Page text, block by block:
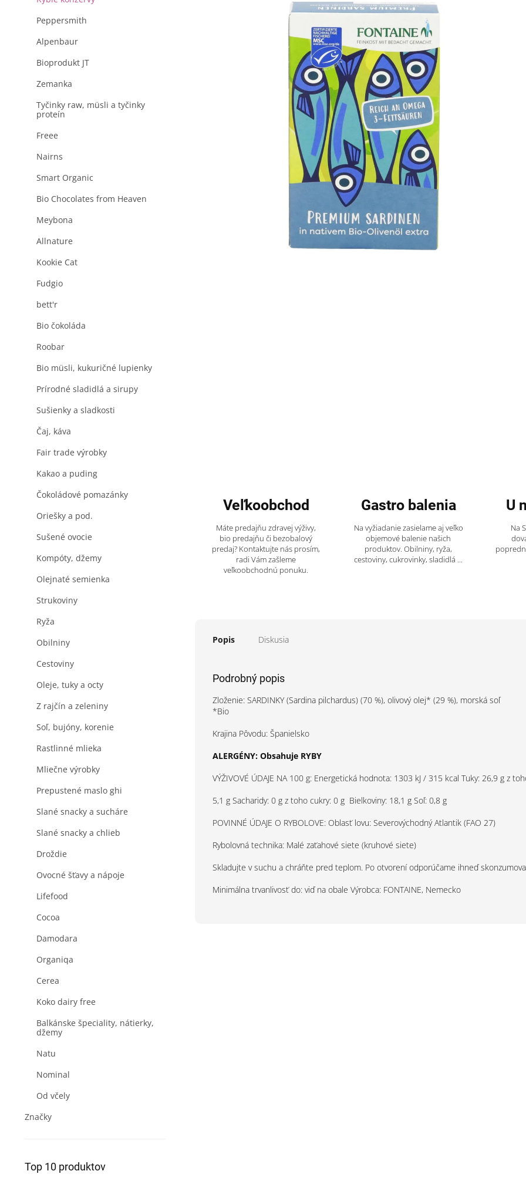
Peppersmith
Alpenbaur
Bioprodukt JT
Zemanka
Tyčinky raw, müsli a tyčinky
proteín
Freee
Nairns
Smart Organic
Bio Chocolates from Heaven
Meybona
Allnature
Kookie Cat
Fudgio
bett'r
Bio čokoláda
Roobar
Bio müsli, kukuričné lupienky
Prírodné sladidlá a sirupy
Sušienky a sladkosti
Čaj, káva
Fair trade výrobky
Kakao a puding
Čokoládové pomazánky
Oriešky a pod.
Sušené ovocie
Kompóty, džemy
Olejnaté semienka
Strukoviny
Ryža
Obilniny
Cestoviny
Oleje, tuky a octy
Z rajčín a zeleniny
Soľ, bujóny, korenie
Rastlinné mlieka
Mliečne výrobky
Prepustené maslo ghi
Slané snacky a sucháre
Slané snacky a chlieb
Droždie
Ovocné šťavy a nápoje
Lifefood
Cocoa
Damodara
Organiqa
Cerea
Koko dairy free
Balkánske špeciality, nátierky,
džemy
Natu
Nominal
Od včely
Značky
Top 10 produktov
Veľkoobchod
Máte predajňu zdravej výživy,
bio predajňu či bezobalový
predaj? Kontaktujte nás prosím,
radi Vám zašleme
veľkoobchodnú ponuku.
Gastro balenia
Na vyžiadanie zasielame aj veľko
objemové balenie našich
produktov. Obilniny, ryža,
cestoviny, cukrovinky, sladidlá ...
U
Na
Popis Diskusia
Podrobný popis
Zloženie: SARDINKY (Sardina pilchardus) (70 %), olivový olej* (29 %), morská soľ
*Bio
Krajina Pôvodu: Španielsko
ALERGÉNY: Obsahuje RYBY
VÝŽIVOVÉ ÚDAJE NA 100 g: Energetická hodnota: 1303 kJ / 315 kcal Tuky: 26,9 g z
5,1 g Sacharidy: 0 g z toho cukry: 0 g Bielkoviny: 18,1 g Soľ: 0,8 g
POVINNÉ ÚDAJE O RYBOLOVE: Oblasť lovu: Severovýchodný Atlantik (FAO 27)
Rybolovná technika: Malé zaťahové siete (kruhové siete)
Skladujte v suchu a chráňte pred teplom. Po otvorení odporúčame ihneď
Minimálna trvanlivosť do: viď na obale Výrobca: FONTAINE, Nemecko